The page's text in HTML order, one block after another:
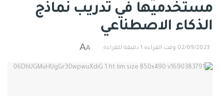
مستخدميها في تدريب نماذج
الذكاء الاصطناعي
02/09/2023 وقت القراءة:1 دقيقة للقراءة A
A